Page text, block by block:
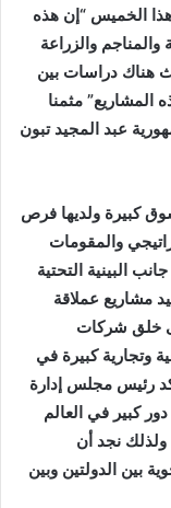
الخميس “إن هذه
والزراعة
هناك دراسات بين
المشاريع” مثمنا
عبد المجيد تبون
كبيرة ولديها فرص
والمقومات
البينية التحتية
مشاريع عملاقة
خلق شركات
وتجارية كبيرة في
أكد رئيس مجلس إدارة
كبير في العالم
نجد أن
بين الدولتين وبين